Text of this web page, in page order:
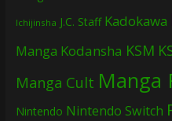
Ichijinsha J.C. Staff Kadokawa
Manga Kodansha KSM
Manga Cult Manga
Nintendo Nintendo Switch